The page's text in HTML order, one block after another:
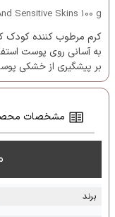
Sensitive Skins 100 g
کرم مرطوب کننده کودک
به آسانی روی پوست
بر پیشگیری از خشکی
مشخصات
برند